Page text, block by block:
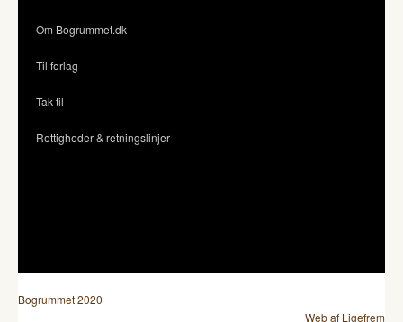
Om Bogrummet.dk
Til forlag
Tak til
Rettigheder & retningslinjer
Bogrummet 2020
Web af Ligefrem